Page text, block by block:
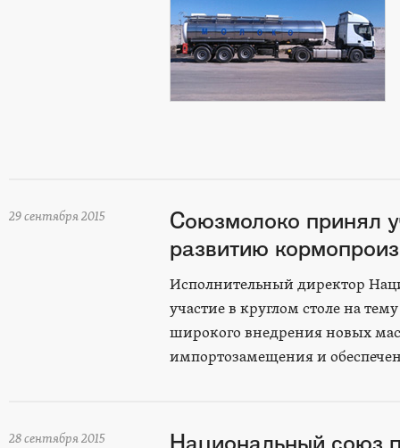
29 сентября 2015
Союзмолоко принял
развитию
Исполнительный директор
участие в круглом столе на
широкого внедрения новых
импортозамещения и
28 сентября 2015